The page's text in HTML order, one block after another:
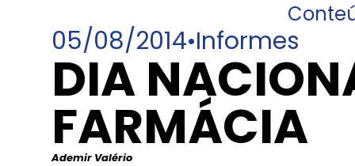
05/08/2014•Informes
DIA
FARMÁCIA
Ademir Valério